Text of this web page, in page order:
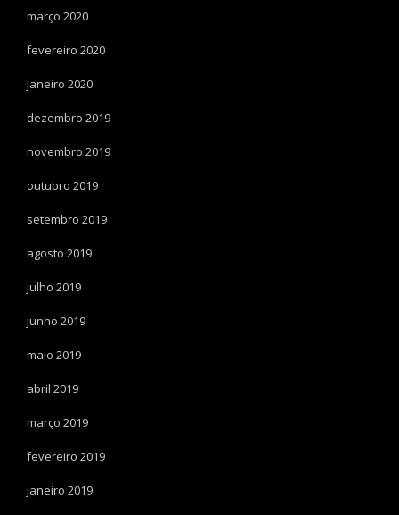
março 2020
fevereiro 2020
janeiro 2020
dezembro 2019
novembro 2019
outubro 2019
setembro 2019
agosto 2019
julho 2019
junho 2019
maio 2019
abril 2019
março 2019
fevereiro 2019
janeiro 2019